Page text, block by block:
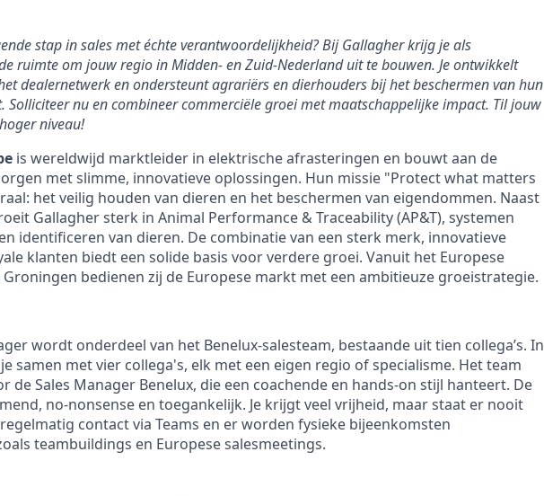
stap in sales met échte verantwoordelijkheid? Bij Gallagher krijg je als
ruimte om jouw regio in Midden- en Zuid-Nederland uit te bouwen. Je ontwikkelt
dealernetwerk en ondersteunt agrariërs en dierhouders bij het beschermen van hun
Solliciteer nu en combineer commerciële groei met maatschappelijke impact. Til jouw
niveau!
is wereldwijd marktleider in elektrische afrasteringen en bouwt aan de
met slimme, innovatieve oplossingen. Hun missie "Protect what matters
het veilig houden van dieren en het beschermen van eigendommen. Naast
Gallagher sterk in Animal Performance & Traceability (AP&T), systemen
identificeren van dieren. De combinatie van een sterk merk, innovatieve
klanten biedt een solide basis voor verdere groei. Vanuit het Europese
bedienen zij de Europese markt met een ambitieuze groeistrategie.
wordt onderdeel van het Benelux-salesteam, bestaande uit tien collega’s. In
samen met vier collega's, elk met een eigen regio of specialisme. Het team
de Sales Manager Benelux, die een coachende en hands-on stijl hanteert. De
no-nonsense en toegankelijk. Je krijgt veel vrijheid, maar staat er nooit
contact via Teams en er worden fysieke bijeenkomsten
teambuildings en Europese salesmeetings.